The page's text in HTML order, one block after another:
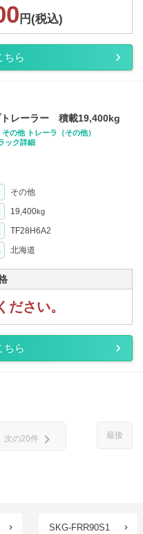
円(税込)
ちら
トレーラー 積載19,400kg
の他 トレーラ（その他）
ック詳細
その他
19,400kg
TF28H6A2
北海道
ださい。
ちら
最後
次の20件 chevron_right
SKG-FRR90S1